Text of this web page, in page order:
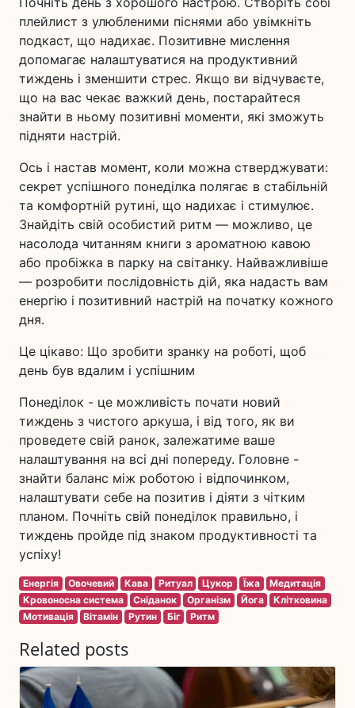
плейлист з улюбленими піснями або увімкніть
подкаст, що надихає. Позитивне мислення
допомагає налаштуватися на продуктивний
тиждень і зменшити стрес. Якщо ви відчуваєте,
що на вас чекає важкий день, постарайтеся
знайти в ньому позитивні моменти, які зможуть
підняти настрій.
Ось і настав момент, коли можна стверджувати:
секрет успішного понеділка полягає в стабільній
та комфортній рутині, що надихає і стимулює.
Знайдіть свій особистий ритм — можливо, це
насолода читанням книги з ароматною кавою
або пробіжка в парку на світанку. Найважливіше
— розробити послідовність дій, яка надасть вам
енергію і позитивний настрій на початку кожного
дня.
Це цікаво: Що зробити зранку на роботі, щоб
день був вдалим і успішним
Понеділок - це можливість почати новий
тиждень з чистого аркуша, і від того, як ви
проведете свій ранок, залежатиме ваше
налаштування на всі дні попереду. Головне -
знайти баланс між роботою і відпочинком,
налаштувати себе на позитив і діяти з чітким
планом. Почніть свій понеділок правильно, і
тиждень пройде під знаком продуктивності та
успіху!
Енергія Овочевий Кава Ритуал Цукор Їжа
Медитація
Кровоносна система
Сніданок Організм Йога
Клітковина
Мотивація
Вітамін Рутин Біг Ритм
Related posts